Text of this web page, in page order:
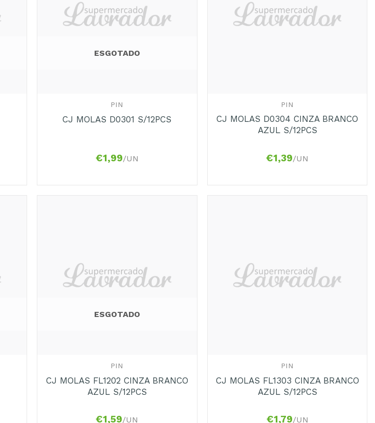
ESGOTADO
PIN
CJ MOLAS D0301 S/12PCS
€1,99/UN
PIN
CJ MOLAS D0304 CINZA BRANCO
AZUL S/12PCS
€1,39/UN
ESGOTADO
PIN
CJ MOLAS FL1202 CINZA BRANCO
AZUL S/12PCS
€1,59/UN
PIN
CJ MOLAS FL1303 CINZA BRANCO
AZUL S/12PCS
€1,79/UN